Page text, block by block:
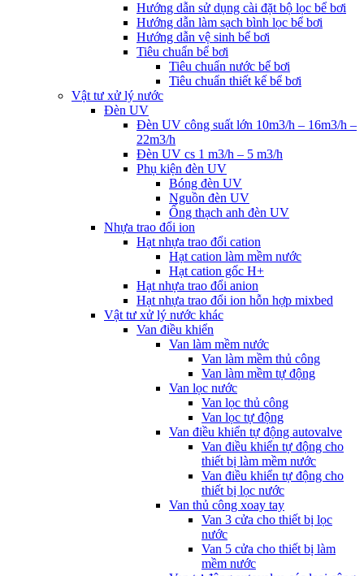
Hướng dẫn sử dụng cài đặt bộ lọc bể bơi
Hướng dẫn làm sạch bình lọc bể bơi
Hướng dẫn vệ sinh bể bơi
Tiêu chuẩn bể bơi
Tiêu chuẩn nước bể bơi
Tiêu chuẩn thiết kế bể bơi
Vật tư xử lý nước
Đèn UV
Đèn UV công suất lớn 10m3/h – 16m3/h –
22m3/h
Đèn UV cs 1 m3/h – 5 m3/h
Phụ kiện đèn UV
Bóng đèn UV
Nguồn đèn UV
Ống thạch anh đèn UV
Nhựa trao đổi ion
Hạt nhựa trao đổi cation
Hạt cation làm mềm nước
Hạt cation gốc H+
Hạt nhựa trao đổi anion
Hạt nhựa trao đổi ion hỗn hợp mixbed
Vật tư xử lý nước khác
Van điều khiển
Van làm mềm nước
Van làm mềm thủ công
Van làm mềm tự động
Van lọc nước
Van lọc thủ công
Van lọc tự động
Van điều khiển tự động autovalve
Van điều khiển tự động cho
thiết bị làm mềm nước
Van điều khiển tự động cho
thiết bị lọc nước
Van thủ công xoay tay
Van 3 cửa cho thiết bị lọc
nước
Van 5 cửa cho thiết bị làm
mềm nước